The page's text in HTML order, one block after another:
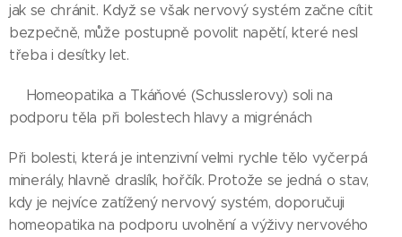
jak se chránit. Když se však nervový systém začne cítit
bezpečně, může postupně povolit napětí, které nesl
třeba i desítky let.
🌺Homeopatika a Tkáňové (Schusslerovy) soli na
podporu těla při bolestech hlavy a migrénách🌺
Při bolesti, která je intenzivní velmi rychle tělo vyčerpá
minerály, hlavně draslík, hořčík. Protože se jedná o stav,
kdy je nejvíce zatížený nervový systém, doporučuji
homeopatika na podporu uvolnění a výživy nervového